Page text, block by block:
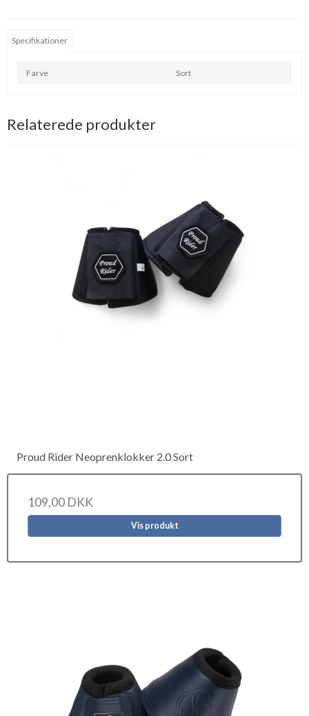
Specifikationer
Farve Sort
Relaterede produkter
Proud Rider Neoprenklokker 2.0 Sort
109,00 DKK
Vis produkt